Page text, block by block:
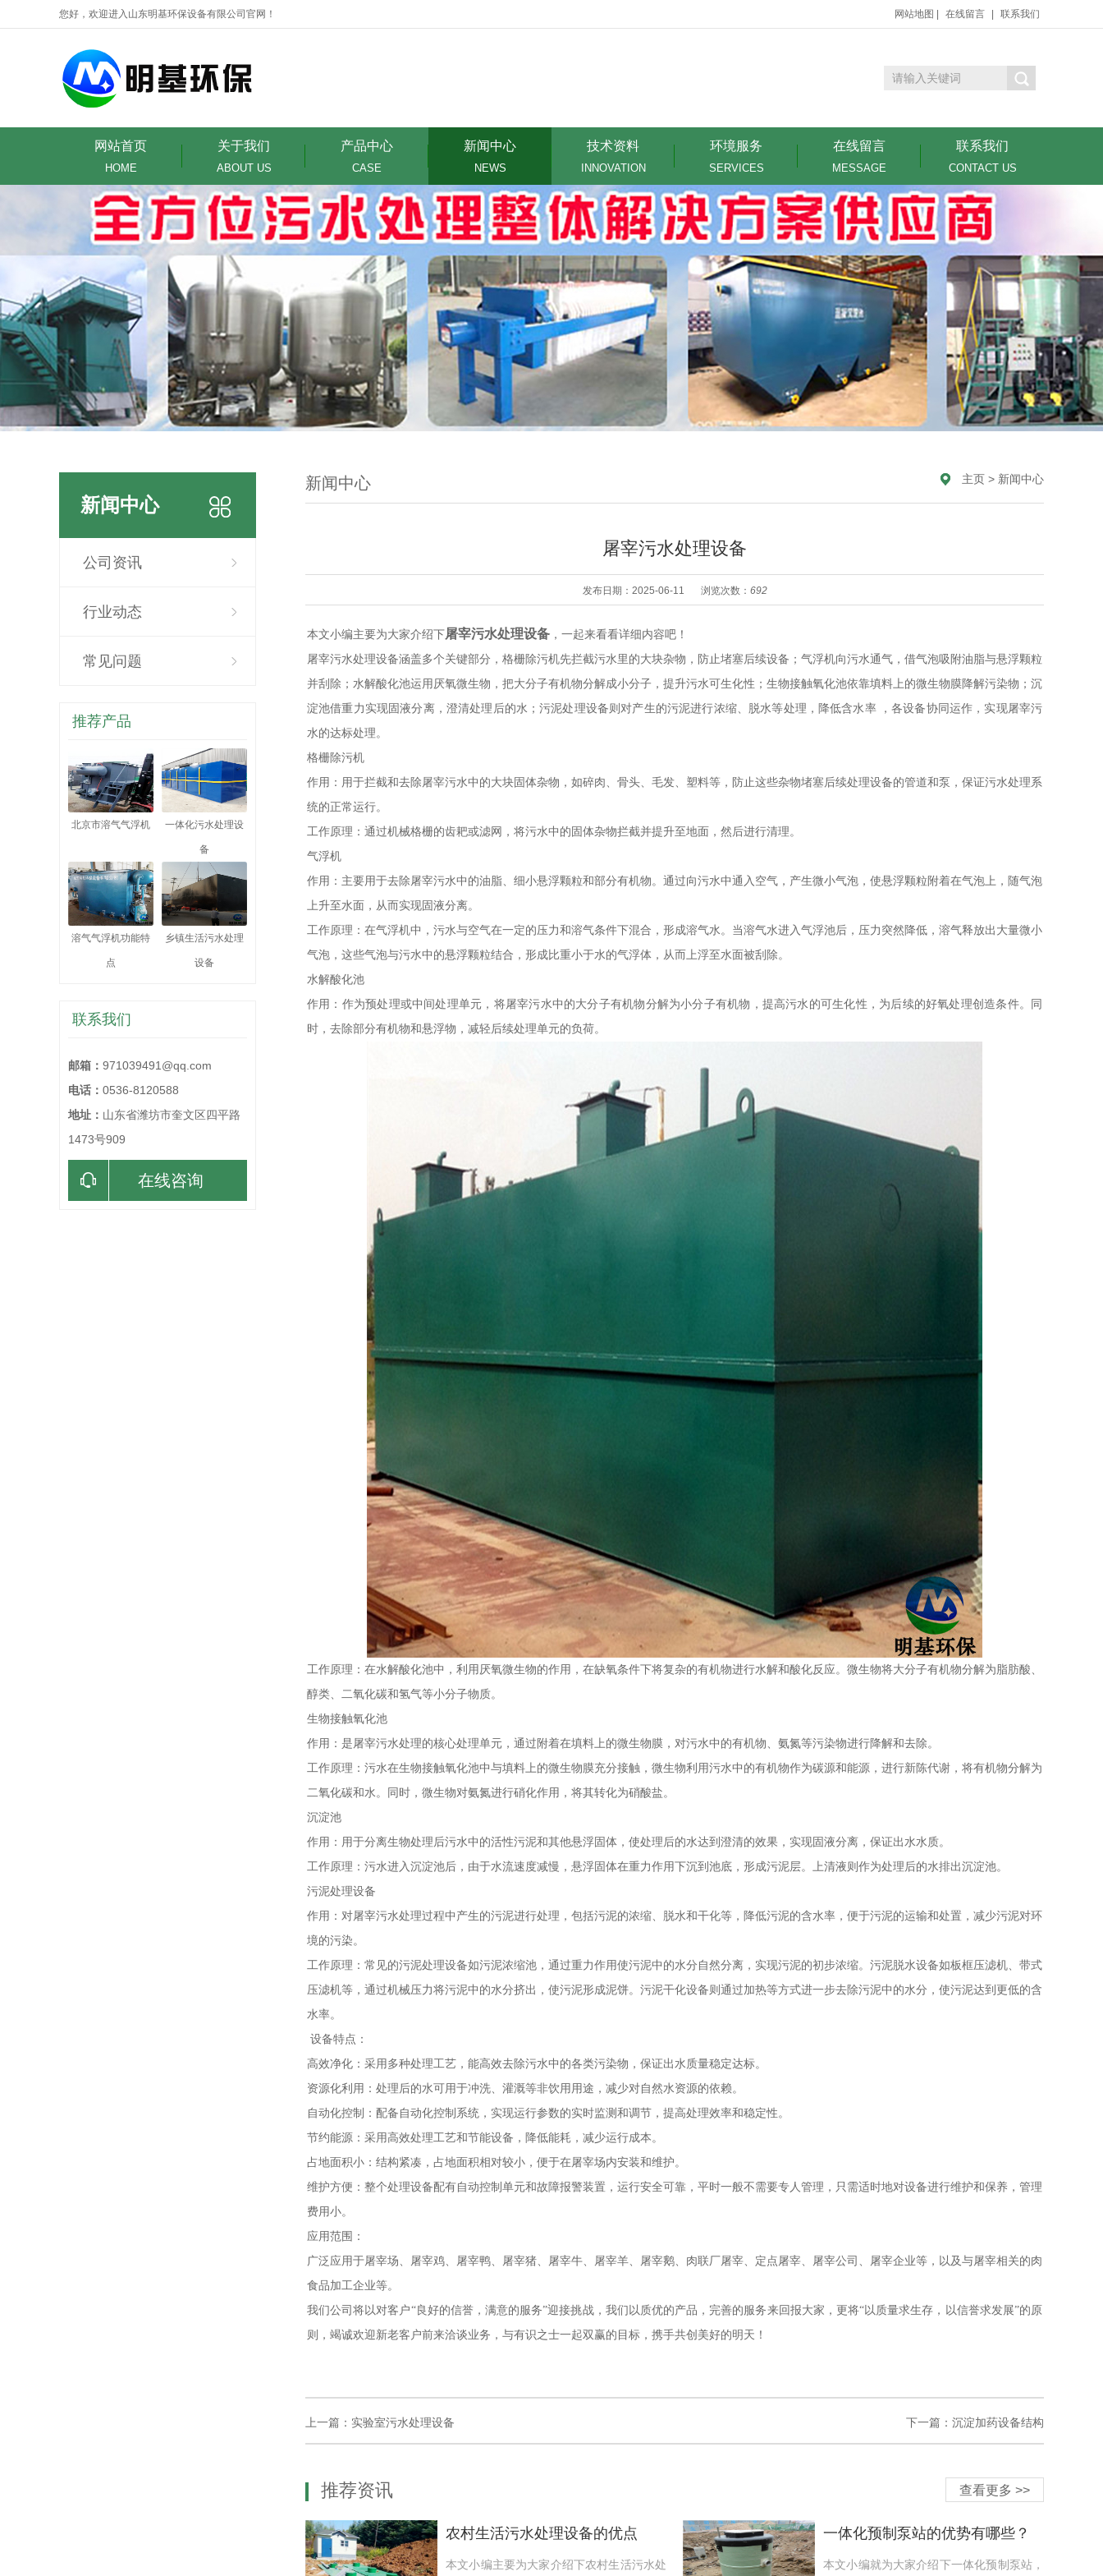
您好，欢迎进入山东明基环保设备有限公司官网！ 网站地图 在线留言 联系我们
网站首页
HOME
关于我们
ABOUT US
产品中心
CASE
新闻中心
NEWS
技术资料
INNOVATION
环境服务
SERVICES
在线留言
MESSAGE
联系我们
CONTACT US
新闻中心
公司资讯
行业动态
常见问题
推荐产品
北京市溶气气浮机 一体化污水处理设
备
溶气气浮机功能特
点
乡镇生活污水处理
设备
联系我们
邮箱： 971039491@qq.com
电话： 0536-8120588
地址： 山东省潍坊市奎文区四平路
1473号909
在线咨询
主页 > 新闻中心
新闻中心
屠宰污水处理设备
发布日期：2025-06-11 浏览次数： 692
本文小编主要为大家介绍下屠宰污水处理设备 ，一起来看看详细内容吧！
屠宰污水处理设备涵盖多个关键部分，格栅除污机先拦截污水里的大块杂物，防止堵塞后续设备；气浮机向污水通气，借气泡吸附油脂与悬浮颗粒
并刮除；水解酸化池运用厌氧微生物，把大分子有机物分解成小分子，提升污水可生化性；生物接触氧化池依靠填料上的微生物膜降解污染物；沉
淀池借重力实现固液分离，澄清处理后的水；污泥处理设备则对产生的污泥进行浓缩、脱水等处理，降低含水率 ，各设备协同运作，实现屠宰污
水的达标处理。
格栅除污机
作用：用于拦截和去除屠宰污水中的大块固体杂物，如碎肉、骨头、毛发、塑料等，防止这些杂物堵塞后续处理设备的管道和泵，保证污水处理系
统的正常运行。
工作原理：通过机械格栅的齿耙或滤网，将污水中的固体杂物拦截并提升至地面，然后进行清理。
气浮机
作用：主要用于去除屠宰污水中的油脂、细小悬浮颗粒和部分有机物。通过向污水中通入空气，产生微小气泡，使悬浮颗粒附着在气泡上，随气泡
上升至水面，从而实现固液分离。
工作原理：在气浮机中，污水与空气在一定的压力和溶气条件下混合，形成溶气水。当溶气水进入气浮池后，压力突然降低，溶气释放出大量微小
气泡，这些气泡与污水中的悬浮颗粒结合，形成比重小于水的气浮体，从而上浮至水面被刮除。
水解酸化池
作用：作为预处理或中间处理单元，将屠宰污水中的大分子有机物分解为小分子有机物，提高污水的可生化性，为后续的好氧处理创造条件。同
时，去除部分有机物和悬浮物，减轻后续处理单元的负荷。
工作原理：在水解酸化池中，利用厌氧微生物的作用，在缺氧条件下将复杂的有机物进行水解和酸化反应。微生物将大分子有机物分解为脂肪酸、
醇类、二氧化碳和氢气等小分子物质。
生物接触氧化池
作用：是屠宰污水处理的核心处理单元，通过附着在填料上的微生物膜，对污水中的有机物、氨氮等污染物进行降解和去除。
工作原理：污水在生物接触氧化池中与填料上的微生物膜充分接触，微生物利用污水中的有机物作为碳源和能源，进行新陈代谢，将有机物分解为
二氧化碳和水。同时，微生物对氨氮进行硝化作用，将其转化为硝酸盐。
沉淀池
作用：用于分离生物处理后污水中的活性污泥和其他悬浮固体，使处理后的水达到澄清的效果，实现固液分离，保证出水水质。
工作原理：污水进入沉淀池后，由于水流速度减慢，悬浮固体在重力作用下沉到池底，形成污泥层。上清液则作为处理后的水排出沉淀池。
污泥处理设备
作用：对屠宰污水处理过程中产生的污泥进行处理，包括污泥的浓缩、脱水和干化等，降低污泥的含水率，便于污泥的运输和处置，减少污泥对环
境的污染。
工作原理：常见的污泥处理设备如污泥浓缩池，通过重力作用使污泥中的水分自然分离，实现污泥的初步浓缩。污泥脱水设备如板框压滤机、带式
压滤机等，通过机械压力将污泥中的水分挤出，使污泥形成泥饼。污泥干化设备则通过加热等方式进一步去除污泥中的水分，使污泥达到更低的含
水率。
设备特点：
高效净化：采用多种处理工艺，能高效去除污水中的各类污染物，保证出水质量稳定达标。
资源化利用：处理后的水可用于冲洗、灌溉等非饮用用途，减少对自然水资源的依赖。
自动化控制：配备自动化控制系统，实现运行参数的实时监测和调节，提高处理效率和稳定性。
节约能源：采用高效处理工艺和节能设备，降低能耗，减少运行成本。
占地面积小：结构紧凑，占地面积相对较小，便于在屠宰场内安装和维护。
维护方便：整个处理设备配有自动控制单元和故障报警装置，运行安全可靠，平时一般不需要专人管理，只需适时地对设备进行维护和保养，管理
费用小。
应用范围：
广泛应用于屠宰场、屠宰鸡、屠宰鸭、屠宰猪、屠宰牛、屠宰羊、屠宰鹅、肉联厂屠宰、定点屠宰、屠宰公司、屠宰企业等，以及与屠宰相关的肉
食品加工企业等。
我们公司将以对客户“良好的信誉，满意的服务”迎接挑战，我们以质优的产品，完善的服务来回报大家，更将“以质量求生存，以信誉求发展”的原
则，竭诚欢迎新老客户前来洽谈业务，与有识之士一起双赢的目标，携手共创美好的明天！
上一篇：实验室污水处理设备 下一篇：沉淀加药设备结构
查看更多 >>
推荐资讯
农村生活污水处理设备的优点
本文小编主要为大家介绍下农村生活污水处
一体化预制泵站的优势有哪些？
本文小编就为大家介绍下一体化预制泵站，